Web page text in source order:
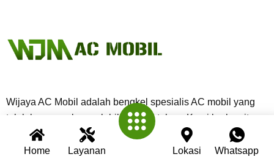
Home Layanan Lokasi Whatsapp
Wijaya AC Mobil adalah bengkel spesialis AC mobil yang
telah berpengalaman lebih dari 30 tahun. Kami berkomitmen
memberikan layanan terbaik dengan teknisi profesional,
peralatan modern, dan garansi untuk setiap pengerjaan.